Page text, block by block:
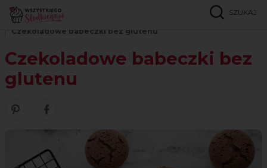
SZUKAJ
Strona główna
Czekoladowe babeczki bez glutenu
Czekoladowe babeczki bez
glutenu
Zobacz nasze piny w serwisie Pinterest
Udostępnij ten przepis w serwisie Facebook